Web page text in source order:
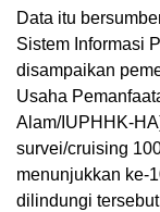
Data itu
Sistem Informasi
disampaikan
Usaha
Alam/IUPHHK-
survei/cruising
menunjukkan ke-
dilindungi